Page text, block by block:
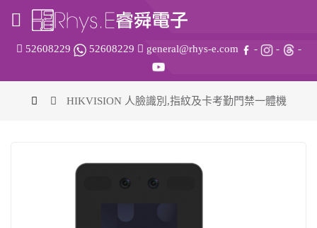
52608229 52608229 general@rhys-e.com - - -
HIKVISION 人臉識別,指紋及卡考勤門禁一體機